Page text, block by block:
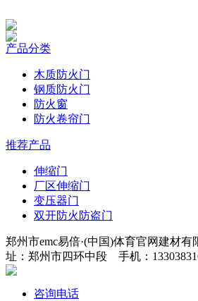
产品分类
木质防火门
钢质防火门
防火窗
防火卷帘门
推荐产品
伸缩门
厂区伸缩门
变压器门
双开防火防盗门
郑州市emc易倍·(中国)体育官网建材
址：郑州市四环中段 手机：
咨询电话